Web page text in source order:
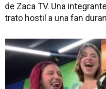
de Zaca TV. Una
trato hostil a una fan